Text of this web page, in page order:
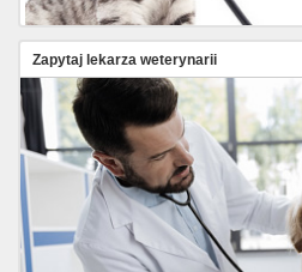
Zapytaj lekarza weterynarii